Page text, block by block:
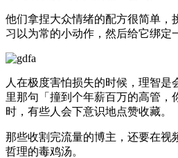
他们拿捏大众情绪的配方很简单，
习以为常的小动作，然后给它绑定
人在极度害怕损失的时候，理智是
里那句「撞到个年薪百万的高管，
时，有些人会下意识地点赞收藏。
那些收割完流量的博主，还要在视
哲理的毒鸡汤。